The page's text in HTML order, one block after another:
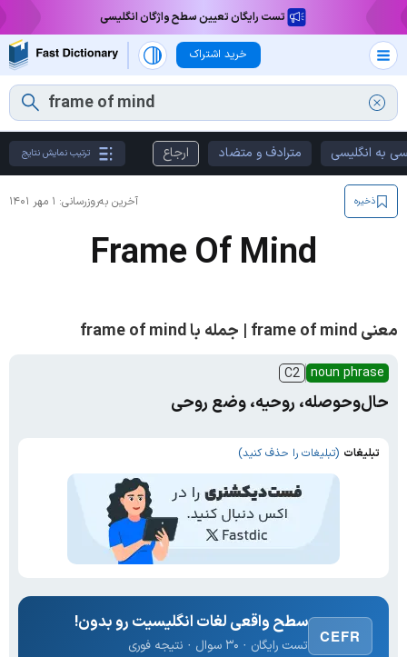
تست رایگان تعیین سطح واژگان انگلیسی
خرید اشتراک
به انگلیسی مترادف و متضاد ارجاع ترتیب نمایش نتایج
آخرین به‌روزرسانی: ۱ مهر ۱۴۰۱ ذخیره
Frame Of Mind
معنی frame of mind | جمله با frame of mind
noun phrase
C2
حال‌وحوصله، روحیه، وضع روحی
تبلیغات (تبلیغات را حذف کنید)
CEFR
سطح واقعی لغات انگلیسیت رو بدون!
تست رایگان · ۳۰ سوال · نتیجه فوری